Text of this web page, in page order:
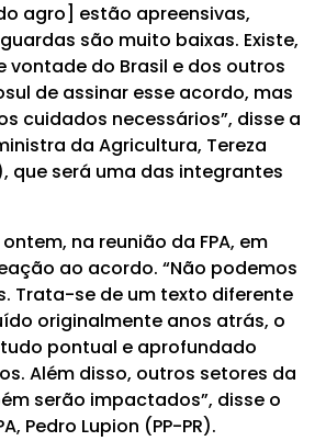
agro] estão apreensivas,
são muito baixas. Existe,
vontade do Brasil e dos outros
de assinar esse acordo, mas
cuidados necessários”, disse a
da Agricultura, Tereza
que será uma das integrantes
na reunião da FPA, em
ao acordo. “Não podemos
Trata-se de um texto diferente
originalmente anos atrás, o
pontual e aprofundado
Além disso, outros setores da
serão impactados”, disse o
Pedro Lupion (PP-PR).